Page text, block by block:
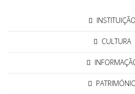
INSTITUIÇÃO
CULTURA